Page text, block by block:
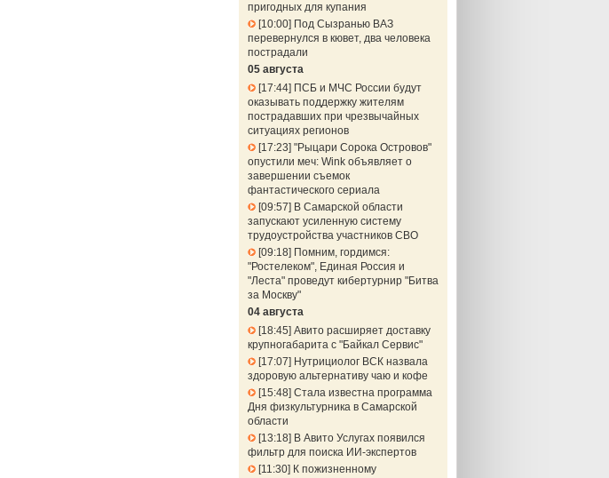
пригодных для купания
10:00 Под Сызранью ВАЗ
перевернулся в кювет, два человека
пострадали
05 августа
17:44 ПСБ и МЧС России будут
оказывать поддержку жителям
пострадавших при чрезвычайных
ситуациях регионов
17:23 "Рыцари Сорока Островов"
опустили меч: Wink объявляет о
завершении съемок
фантастического сериала
09:57
В Самарской области
запускают усиленную систему
трудоустройства участников СВО
09:18 Помним, гордимся:
"Ростелеком", Единая Россия и
"Леста" проведут кибертурнир "Битва
за Москву"
04 августа
18:45 Авито расширяет доставку
крупногабарита с "Байкал Сервис"
17:07
Нутрициолог ВСК назвала
здоровую альтернативу чаю и кофе
15:48 Стала известна программа
Дня физкультурника в Самарской
области
13:18 В Авито Услугах появился
фильтр для поиска ИИ-экспертов
11:30 К пожизненному